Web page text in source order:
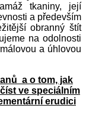
tkaniny, její
a především
obranný štít
na odolnosti
a úhlovou
a o tom, jak
ve speciálním
erudici